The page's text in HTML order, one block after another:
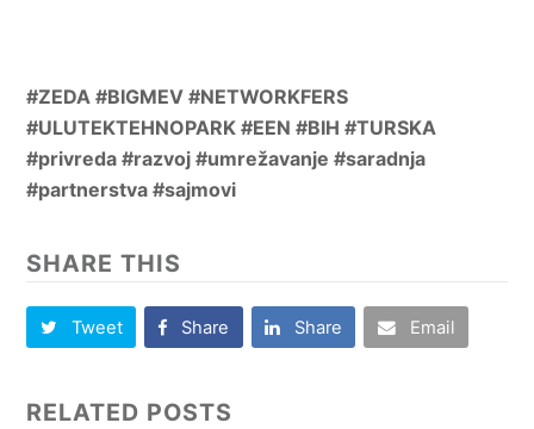
#ZEDA #BIGMEV #NETWORKFERS
#ULUTEKTEHNOPARK #EEN #BIH #TURSKA
#privreda #razvoj #umrežavanje #saradnja
#partnerstva #sajmovi
SHARE THIS
Tweet Share Share Email
RELATED POSTS